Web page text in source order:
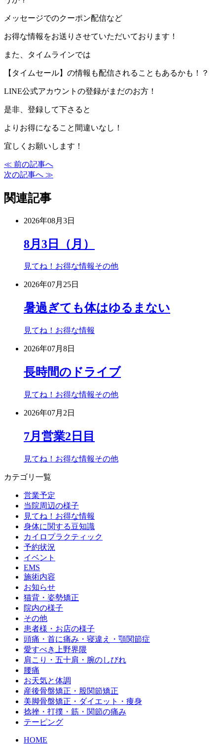
メッセージでのクーポン配信など
お得な情報をお送りさせていただいております！
また、タイムラインでは
【タイムセール】の情報も配信されることもあるかも！？
LINE公式アカウントの登録がまだのお方！
是非、登録して下さると
よりお得になること間違いなし！
宜しくお願いします！
≪ 前の記事へ
次の記事へ ≫
関連記事
2026年08月3日
8月3日（月）
見てね！お得な情報その他
2026年07月25日
暑過ぎても体はゆるまない
見てね！お得な情報
2026年07月8日
長時間のドライブ
見てね！お得な情報その他
2026年07月2日
7月営業2日目
見てね！お得な情報その他
カテゴリ一覧
営業予定
当院周辺の様子
見てね！お得な情報
身体に関する豆知識
カイロプラクティック
予約状況
イベント
EMS
施術内容
お知らせ
猫背・姿勢矯正
院内の様子
その他
患者様・お店の様子
頭痛・首に痛み・寝違え・顎関節症
愛すべき上野界隈
肩こり・五十肩・腕のしびれ
腰痛
お天気と体調
産後骨盤矯正・股関節矯正
美脚骨盤矯正・ダイエット・痩身
捻挫・打撲・筋・関節の痛み
テーピング
HOME